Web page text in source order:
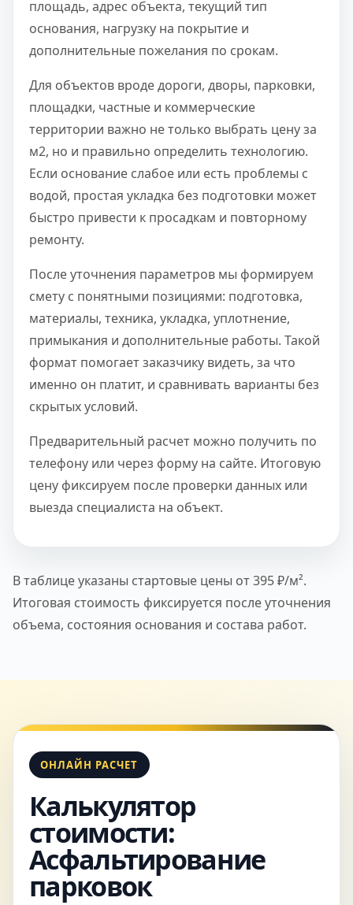
площадь, адрес объекта, текущий тип
основания, нагрузку на покрытие и
дополнительные пожелания по срокам.
Для объектов вроде дороги, дворы, парковки,
площадки, частные и коммерческие
территории важно не только выбрать цену за
м2, но и правильно определить технологию.
Если основание слабое или есть проблемы с
водой, простая укладка без подготовки может
быстро привести к просадкам и повторному
ремонту.
После уточнения параметров мы формируем
смету с понятными позициями: подготовка,
материалы, техника, укладка, уплотнение,
примыкания и дополнительные работы. Такой
формат помогает заказчику видеть, за что
именно он платит, и сравнивать варианты без
скрытых условий.
Предварительный расчет можно получить по
телефону или через форму на сайте. Итоговую
цену фиксируем после проверки данных или
выезда специалиста на объект.
В таблице указаны стартовые цены от 395 ₽/м².
Итоговая стоимость фиксируется после уточнения
объема, состояния основания и состава работ.
ОНЛАЙН РАСЧЕТ
Калькулятор
стоимости:
Асфальтирование
парковок